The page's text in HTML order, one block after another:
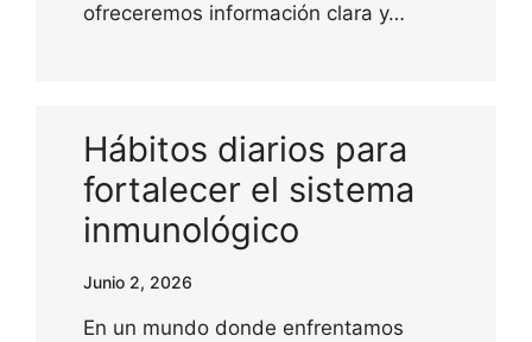
ofreceremos información clara y…
Hábitos diarios para
fortalecer el sistema
inmunológico
Junio 2, 2026
En un mundo donde enfrentamos